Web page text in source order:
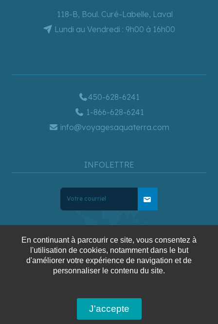
118-B, Boul. Curé-Labelle, Laval
Lundi au Vendredi : 9h00 à 16h00
450-628-6241
1-866-628-6241
info@voyagesaquaterra.com
INFOLETTRE
mail
Blogue Confidentialité
Conditions générales de
En continuant à parcourir ce site, vous consentez à
l'utilisation de cookies, notamment dans le but
d'améliorer votre expérience de navigation et de
personnaliser le contenu du site.
J'accepte